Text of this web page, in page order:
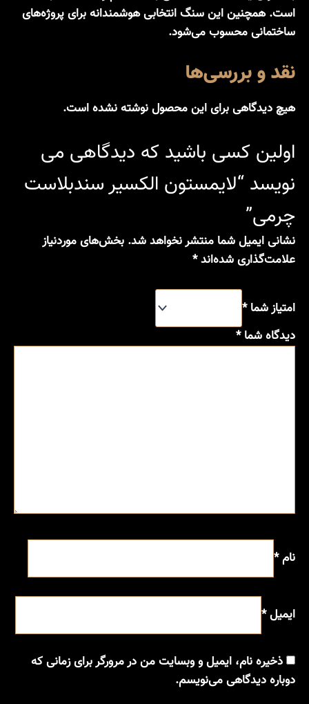
است. همچنین این سنگ انتخابی هوشمندانه برای پروژه‌های
ساختمانی محسوب می‌شود.
نقد و بررسی‌ها
هیچ دیدگاهی برای این محصول نوشته نشده است.
اولین کسی باشید که دیدگاهی می
نویسد “لایمستون الکسیر سندبلاست
چرمی”
نشانی ایمیل شما منتشر نخواهد شد. بخش‌های موردنیاز
علامت‌گذاری شده‌اند*
امتیاز شما*
دیدگاه شما*
نام*
ایمیل*
ذخیره نام، ایمیل و وبسایت من در مرورگر برای زمانی که
دوباره دیدگاهی می‌نویسم.